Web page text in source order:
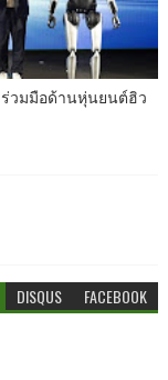
ร่วมมือด้านหุ่นยนต์ฮิว
DISQUS FACEBOOK